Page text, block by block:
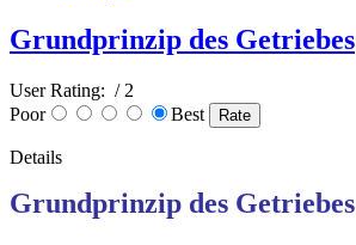
Grundprinzip des Getriebes
User Rating: / 2
Poor
Best
Details
Grundprinzip des Getriebes